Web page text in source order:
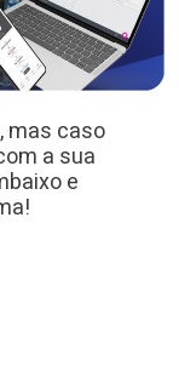
mas caso
a sua
e